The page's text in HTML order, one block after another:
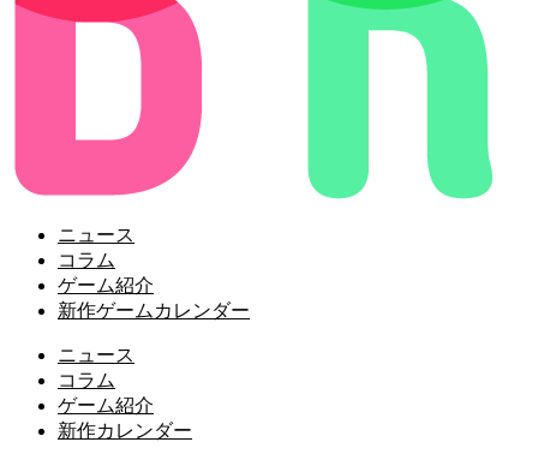
ニュース
コラム
ゲーム紹介
新作ゲームカレンダー
ニュース
コラム
ゲーム紹介
新作カレンダー